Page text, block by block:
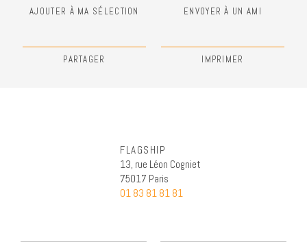
AJOUTER À MA SÉLECTION ENVOYER À UN AMI
PARTAGER IMPRIMER
FLAGSHIP
13, rue Léon Cogniet
75017 Paris
01 83 81 81 81